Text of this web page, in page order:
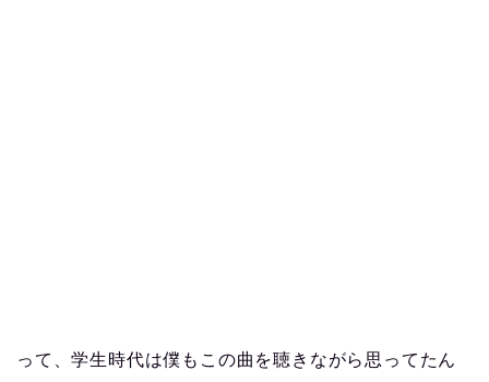
って、学生時代は僕もこの曲を聴きながら思ってたん